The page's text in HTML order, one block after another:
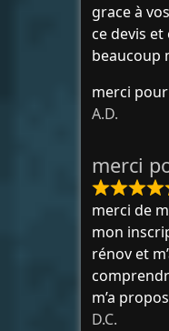
grace à
ce devis
beaucoup
merci
A.D.
merci
merci de
mon
rénov et
m’a
D.C.